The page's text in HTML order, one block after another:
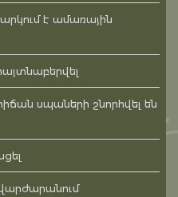
է ամառային
սպաների շնորհվել են